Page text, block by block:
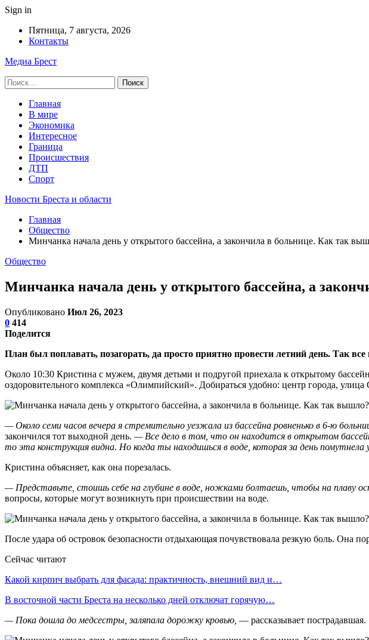
Sign in
Пятница, 7 августа, 2026
Контакты
Медиа Брест
Главная
В мире
Экономика
Интересное
Граница
Происшествия
ДТП
Спорт
Новости Бреста и области
Главная
Общество
Минчанка начала день у открытого бассейна, а закончила в больнице. Как так
Общество
Минчанка начала день у открытого бассейна, а
Опубликовано Июл 26, 2023
0 414
Поделится
План был поплавать, позагорать, да просто приятно провести летний день. Так
Около 10:30 Кристина с мужем, двумя детьми и подругой приехала к открытому
оздоровительного комплекса «Олимпийский». Добираться удобно: центр города, улица
— Около семи часов вечера я стремительно уезжала из бассейна ровненько в 6-ю
закончился тот выходной день. — Все дело в том, что он находится в открытом
то эта конструкция видна. Но когда ты находишься в воде, которая за день
Кристина объясняет, как она порезалась.
— Представьте, стоишь себе на глубине в воде, ножками болтаешь, чтобы на плаву
вопросы, которые могут возникнуть при происшествии на воде.
После удара об островок безопасности отдыхающая почувствовала резкую боль. Она
Сейчас читают
Какой кирпич выбрать для фасада: практичность, внешний вид и…
В восточной части Бреста на несколько дней отключат горячую…
— Пока дошла до медсестры, заляпала дорожку кровью, — рассказывает пострадавшая.